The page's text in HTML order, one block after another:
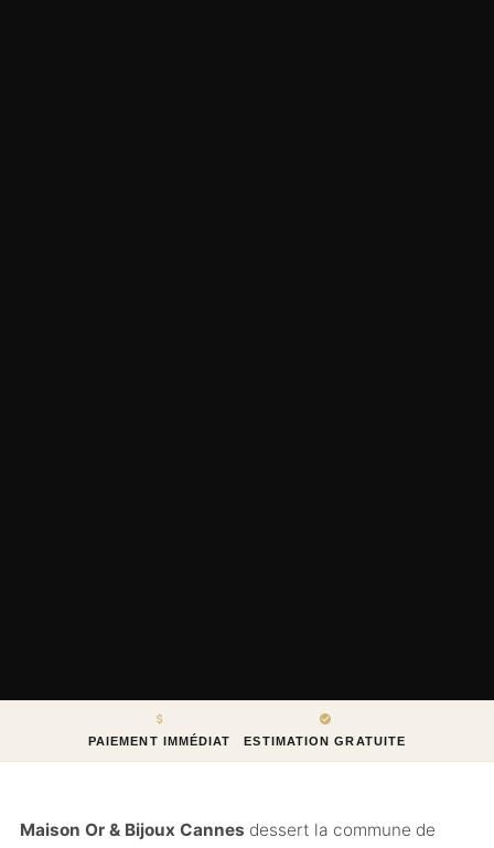
PAIEMENT IMMÉDIAT ESTIMATION GRATUITE
Maison Or & Bijoux Cannes dessert la commune de